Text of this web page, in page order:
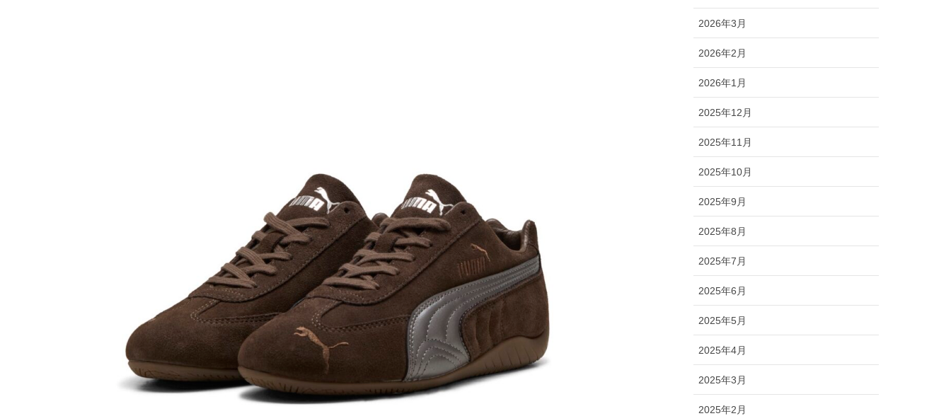
2026年3月
2026年2月
2026年1月
2025年12月
2025年11月
2025年10月
2025年9月
2025年8月
2025年7月
2025年6月
2025年5月
2025年4月
2025年3月
2025年2月